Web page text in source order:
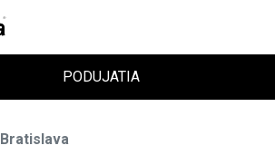
PODUJATIA
Bratislava